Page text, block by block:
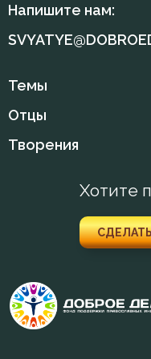
Добродетель
Еда
Жестокость
Забота
Зависть
Моисей Оптинский
Никон Оптинский
Нил Синайский
Симеон Новый
Тихон Задонский
Феодор Студит
Напишите нам:
Темы
Отцы
Творения
Хотите